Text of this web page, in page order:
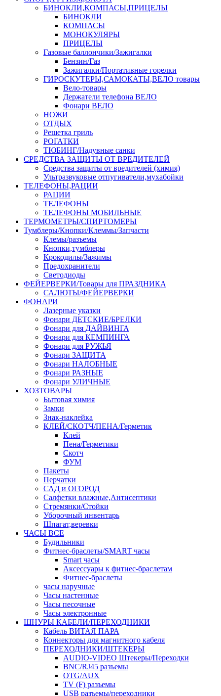
БИНОКЛИ,КОМПАСЫ,ПРИЦЕЛЫ
БИНОКЛИ
КОМПАСЫ
МОНОКУЛЯРЫ
ПРИЦЕЛЫ
Газовые баллончики/Зажигалки
Бензин/Газ
Зажигалки/Портативные горелки
ГИРОСКУТЕРЫ,САМОКАТЫ,ВЕЛО товары
Вело-товары
Держатели телефона ВЕЛО
Фонари ВЕЛО
НОЖИ
ОТДЫХ
Решетка гриль
РОГАТКИ
ТЮБИНГ/Надувные санки
СРЕДСТВА ЗАЩИТЫ ОТ ВРЕДИТЕЛЕЙ
Средства защиты от вредителей (химия)
Ультразвуковые отпугиватели,мухабойки
ТЕЛЕФОНЫ,РАЦИИ
РАЦИИ
ТЕЛЕФОНЫ
ТЕЛЕФОНЫ МОБИЛЬНЫЕ
ТЕРМОМЕТРЫ/СПИРТОМЕРЫ
Тумблеры/Кнопки/Клеммы/Запчасти
Клемы/разъемы
Кнопки,тумблеры
Крокодилы/Зажимы
Предохранители
Светодиоды
ФЕЙЕРВЕРКИ/Товары для ПРАЗДНИКА
САЛЮТЫ/ФЕЙЕРВЕРКИ
ФОНАРИ
Лазерные указки
Фонари ДЕТСКИЕ/БРЕЛКИ
Фонари для ДАЙВИНГА
Фонари для КЕМПИНГА
Фонари для РУЖЬЯ
Фонари ЗАЩИТА
Фонари НАЛОБНЫЕ
Фонари РАЗНЫЕ
Фонари УЛИЧНЫЕ
ХОЗТОВАРЫ
Бытовая химия
Замки
Знак-наклейка
КЛЕЙ/СКОТЧ/ПЕНА/Герметик
Клей
Пена/Герметики
Скотч
ФУМ
Пакеты
Перчатки
САД и ОГОРОД
Салфетки влажные,Антисептики
Стремянки/Стойки
Уборочный инвентарь
Шпагат,веревки
ЧАСЫ ВСЕ
Будильники
Фитнес-браслеты/SMART часы
Smart часы
Аксессуары к фитнес-браслетам
Фитнес-браслеты
часы наручные
Часы настенные
Часы песочные
Часы электронные
ШНУРЫ КАБЕЛИ/ПЕРЕХОДНИКИ
Кабель ВИТАЯ ПАРА
Коннекторы для магнитного кабеля
ПЕРЕХОДНИКИ/ШТЕКЕРЫ
AUDIO-VIDEO Штекеры/Переходки
BNC/RJ45 разъемы
OTG/AUX
TV (F) разъемы
USB разъемы/переходники